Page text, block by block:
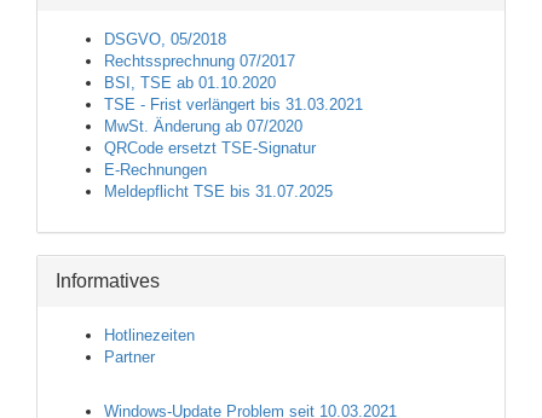
DSGVO, 05/2018
Rechtssprechnung 07/2017
BSI, TSE ab 01.10.2020
TSE - Frist verlängert bis 31.03.2021
MwSt. Änderung ab 07/2020
QRCode ersetzt TSE-Signatur
E-Rechnungen
Meldepflicht TSE bis 31.07.2025
Informatives
Hotlinezeiten
Partner
Windows-Update Problem seit 10.03.2021